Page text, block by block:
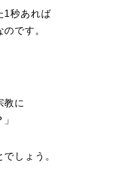
1秒あれば
です。
教に
しょう。